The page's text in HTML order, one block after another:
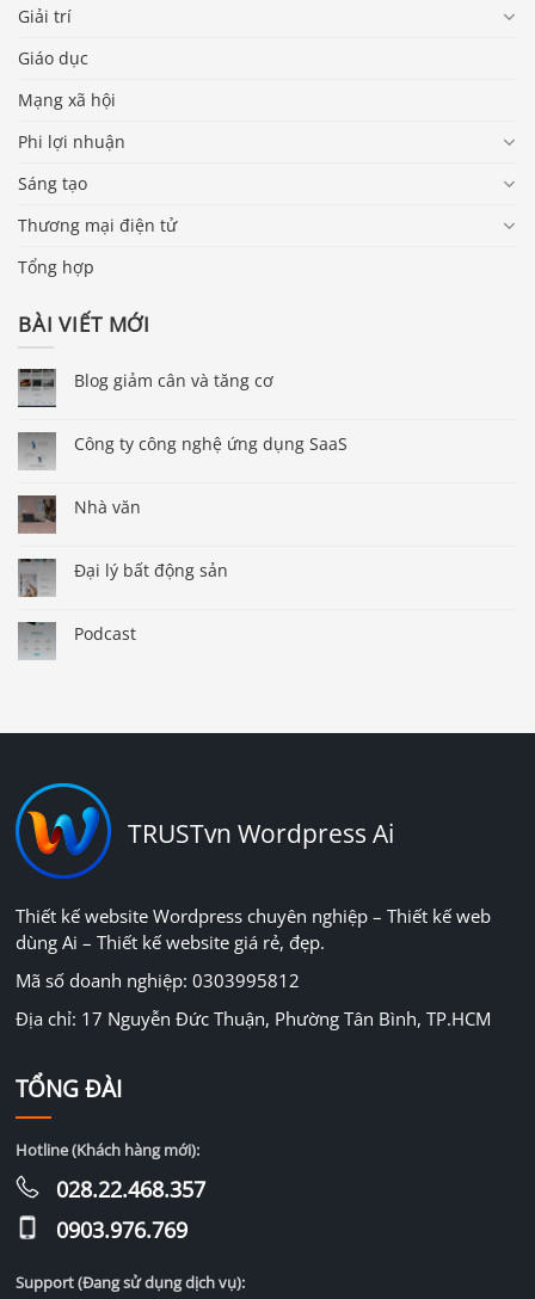
Giải trí
Giáo dục
Mạng xã hội
Phi lợi nhuận
Sáng tạo
Thương mại điện tử
Tổng hợp
BÀI VIẾT MỚI
Blog giảm cân và tăng cơ
Công ty công nghệ ứng dụng SaaS
Nhà văn
Đại lý bất động sản
Podcast
TRUSTvn Wordpress Ai
Thiết kế website Wordpress chuyên nghiệp – Thiết kế web
dùng Ai – Thiết kế website giá rẻ, đẹp.
Mã số doanh nghiệp: 0303995812
Địa chỉ: 17 Nguyễn Đức Thuận, Phường Tân Bình, TP.HCM
TỔNG ĐÀI
Hotline (Khách hàng mới):
028.22.468.357
0903.976.769
Support (Đang sử dụng dịch vụ):